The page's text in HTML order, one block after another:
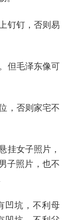
钉钉，否则易
但毛泽东像可
，否则家宅不
挂女子照片，
子照片，也不
凹坑，不利母